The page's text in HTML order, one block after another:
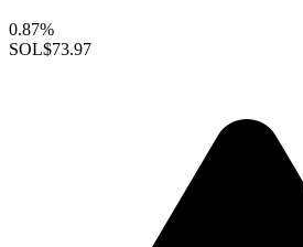
0.87%
SOL$73.97